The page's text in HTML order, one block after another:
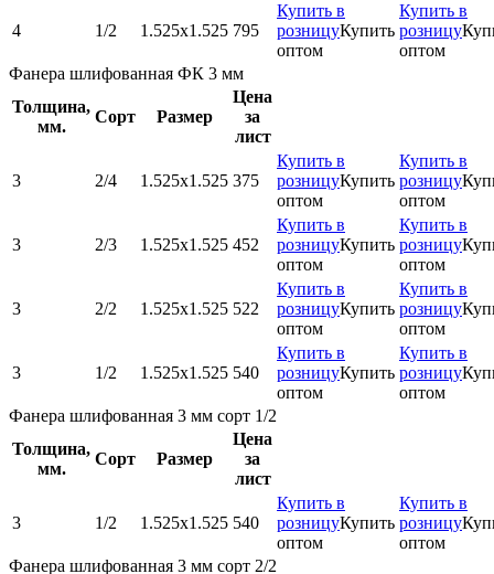
4 1/2 1.525х1.525 795
Купить в
розницуКупить
оптом
Купить в
розницу
оптом
Фанера шлифованная ФК 3 мм
Толщина,
мм.
Сорт Размер
Цена
за
лист
3 2/4 1.525х1.525 375
Купить в
розницуКупить
оптом
Купить в
розницу
оптом
3 2/3 1.525х1.525 452
Купить в
розницуКупить
оптом
Купить в
розницу
оптом
3 2/2 1.525х1.525 522
Купить в
розницуКупить
оптом
Купить в
розницу
оптом
3 1/2 1.525х1.525 540
Купить в
розницуКупить
оптом
Купить в
розницу
оптом
Фанера шлифованная 3 мм сорт 1/2
Толщина,
мм.
Сорт Размер
Цена
за
лист
3 1/2 1.525х1.525 540
Купить в
розницуКупить
оптом
Купить в
розницу
оптом
Фанера шлифованная 3 мм сорт 2/2